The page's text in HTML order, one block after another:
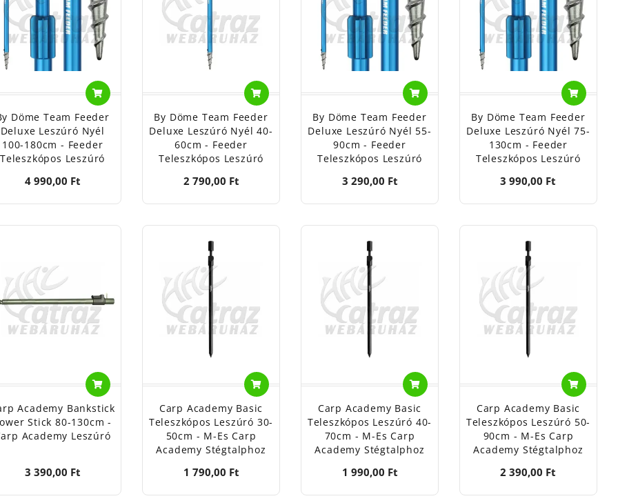
Döme Team Feeder
Deluxe Leszúró Nyél
100-180cm - Feeder
Teleszkópos Leszúró
4 990,00 Ft
By Döme Team Feeder
Deluxe Leszúró Nyél 40-
60cm - Feeder
Teleszkópos Leszúró
2 790,00 Ft
By Döme Team Feeder
Deluxe Leszúró Nyél 55-
90cm - Feeder
Teleszkópos Leszúró
3 290,00 Ft
By Döme Team Feeder
Deluxe Leszúró Nyél 75-
130cm - Feeder
Teleszkópos Leszúró
3 990,00 Ft
Academy Bankstick
Stick 80-130cm -
Academy Leszúró
3 390,00 Ft
Carp Academy Basic
Teleszkópos Leszúró 30-
50cm - M-Es Carp
Academy Stégtalphoz
1 790,00 Ft
Carp Academy Basic
Teleszkópos Leszúró 40-
70cm - M-Es Carp
Academy Stégtalphoz
1 990,00 Ft
Carp Academy Basic
Teleszkópos Leszúró 50-
90cm - M-Es Carp
Academy Stégtalphoz
2 390,00 Ft